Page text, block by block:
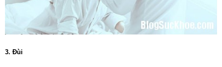
3. Đùi